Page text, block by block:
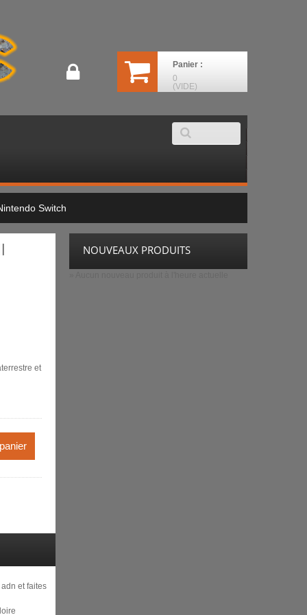
Panier :
0
(VIDE)
Switch
et
et faites
NOUVEAUX PRODUITS